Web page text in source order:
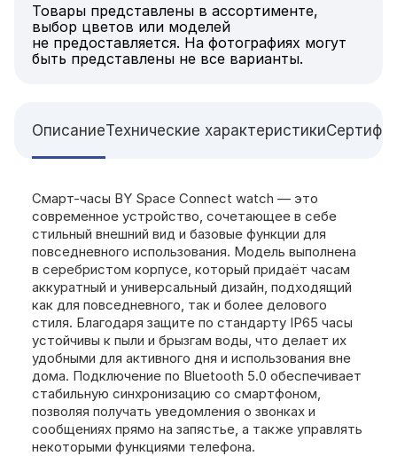
Товары представлены в ассортименте,
выбор цветов или моделей
не предоставляется. На фотографиях могут
быть представлены не все варианты.
ОписаниеТехнические характеристики
Смарт-часы BY Space Connect watch — это
современное устройство, сочетающее в себе
стильный внешний вид и базовые функции для
повседневного использования. Модель выполнена
в серебристом корпусе, который придаёт часам
аккуратный и универсальный дизайн, подходящий
как для повседневного, так и более делового
стиля. Благодаря защите по стандарту IP65 часы
устойчивы к пыли и брызгам воды, что делает их
удобными для активного дня и использования вне
дома. Подключение по Bluetooth 5.0 обеспечивает
стабильную синхронизацию со смартфоном,
позволяя получать уведомления о звонках и
сообщениях прямо на запястье, а также управлять
некоторыми функциями телефона.